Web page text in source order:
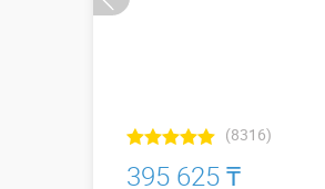
(8316)
395 625 ₸